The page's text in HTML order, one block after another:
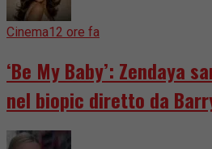
Cinema12 ore fa
‘Be My Baby’: Zendaya
nel biopic diretto da